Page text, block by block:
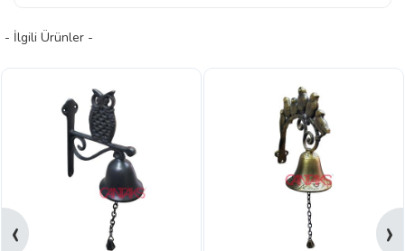
- İlgili Ürünler -
‹ ›